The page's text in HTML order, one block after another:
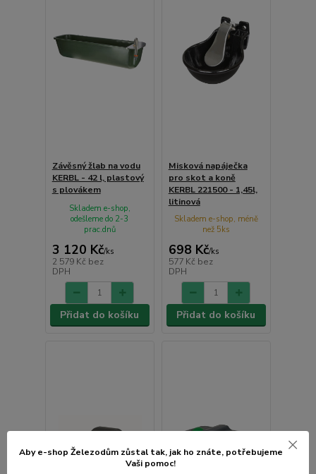
Závěsný žlab na vodu
KERBL - 42 l, plastový
s plovákem
3 120 Kč/ks
2 579 Kč bez
DPH
Skladem e-shop,
odešleme do 2-3
prac.dnů
Přidat do košíku
Misková napáječka
pro skot a koně
KERBL 221500 - 1,45l,
litinová
698 Kč/ks
577 Kč bez
DPH
Skladem e-shop, méně
než 5ks
Přidat do košíku
Aby e-shop Železodům zůstal tak, jak ho znáte, potřebujeme
Vaši pomoc!